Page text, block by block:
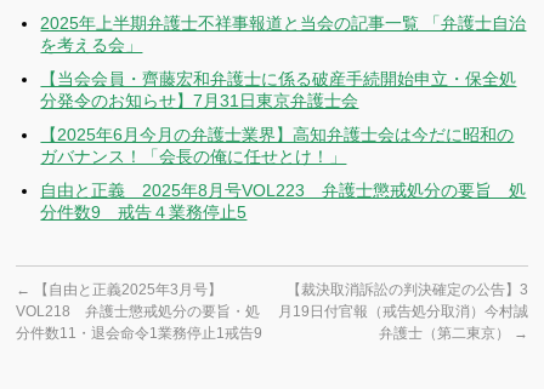
2025年上半期弁護士不祥事報道と当会の記事一覧 「弁護士自治
を考える会」
【当会会員・齊藤宏和弁護士に係る破産手続開始申立・保全処
分発令のお知らせ】7月31日東京弁護士会
【2025年6月今月の弁護士業界】高知弁護士会は今だに昭和の
ガバナンス！「会長の俺に任せとけ！」
自由と正義 2025年8月号VOL223 弁護士懲戒処分の要旨 処
分件数9 戒告４業務停止5
←
【自由と正義2025年3月号】
VOL218 弁護士懲戒処分の要旨・処
分件数11・退会命令1業務停止1戒告9
【裁決取消訴訟の判決確定の公告】3
月19日付官報（戒告処分取消）今村誠
弁護士（第二東京）
→